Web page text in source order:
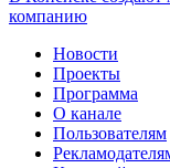
компанию
Новости
Проекты
Программа
О канале
Пользователям